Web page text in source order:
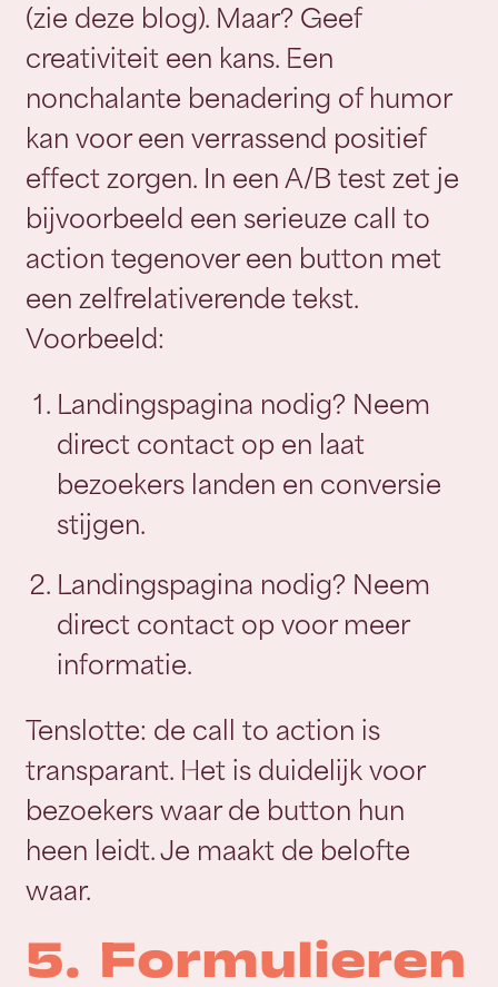
(zie deze blog). Maar? Geef
creativiteit een kans. Een
nonchalante benadering of humor
kan voor een verrassend positief
effect zorgen. In een A/B test zet je
bijvoorbeeld een serieuze call to
action tegenover een button met
een zelfrelativerende tekst.
Voorbeeld:
Landingspagina nodig? Neem
direct contact op en laat
bezoekers landen en conversie
stijgen.
Landingspagina nodig? Neem
direct contact op voor meer
informatie.
Tenslotte: de call to action is
transparant. Het is duidelijk voor
bezoekers waar de button hun
heen leidt. Je maakt de belofte
waar.
5. Formulieren